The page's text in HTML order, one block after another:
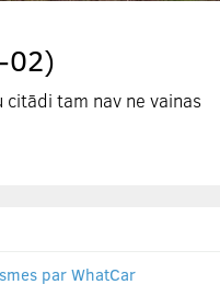
02)
tam nav ne vainas
par WhatCar